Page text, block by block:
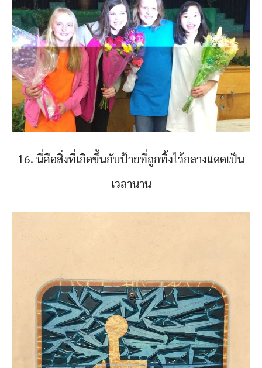
16. นี่คือสิ่งที่เกิดขึ้นกับป้ายที่ถูกทิ้งไว้กลางแดดเป็น
เวลานาน